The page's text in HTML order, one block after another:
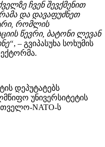
ჩვენ შევქმენით
და დავაფუძნეთ
რომლის
წევრი, ბატონი ლევან
, – გვიპასუხა სოხუმის
დეპუტატებს
უნივერსიტეტის
NATO-ს